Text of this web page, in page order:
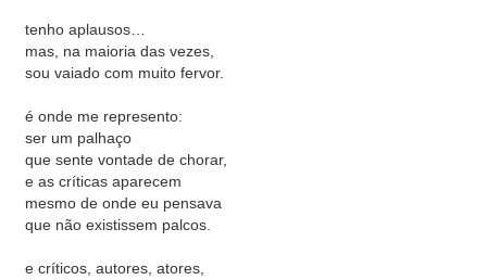
tenho aplausos…
mas, na maioria das vezes,
sou vaiado com muito fervor.
é onde me represento:
ser um palhaço
que sente vontade de chorar,
e as críticas aparecem
mesmo de onde eu pensava
que não existissem palcos.
e críticos, autores, atores,